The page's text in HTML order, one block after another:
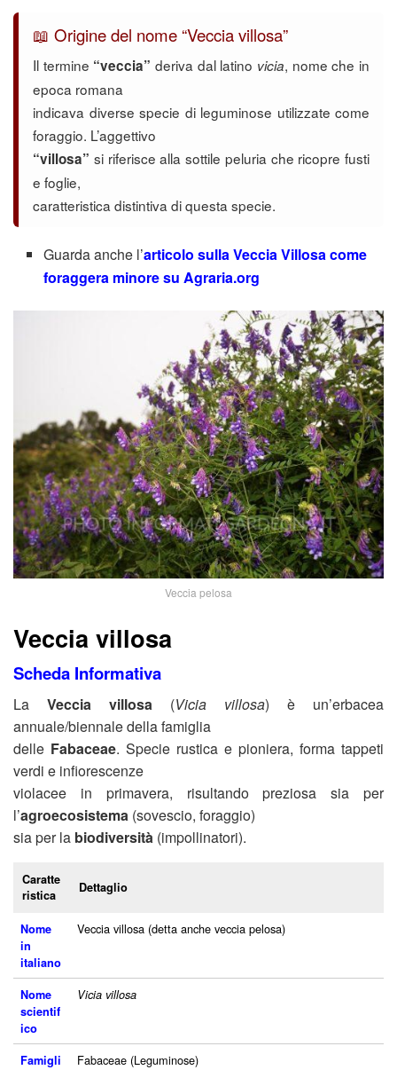
📖 Origine del nome “Veccia villosa”
Il termine “veccia” deriva dal latino vicia, nome che in
epoca romana
indicava diverse specie di leguminose utilizzate come
foraggio. L’aggettivo
“villosa” si riferisce alla sottile peluria che ricopre fusti
e foglie,
caratteristica distintiva di questa specie.
Guarda anche l’articolo sulla Veccia Villosa come
foraggera minore su Agraria.org
Veccia pelosa
Veccia villosa
Scheda Informativa
La Veccia villosa (Vicia villosa) è un’erbacea
annuale/biennale della famiglia
delle Fabaceae. Specie rustica e pioniera, forma tappeti
verdi e infiorescenze
violacee in primavera, risultando preziosa sia per
l’agroecosistema (sovescio, foraggio)
sia per la biodiversità (impollinatori).
Caratte
ristica
Dettaglio
Nome
in
italiano
Veccia villosa (detta anche veccia pelosa)
Nome
scientif
ico
Vicia villosa
Famigli
Fabaceae (Leguminose)